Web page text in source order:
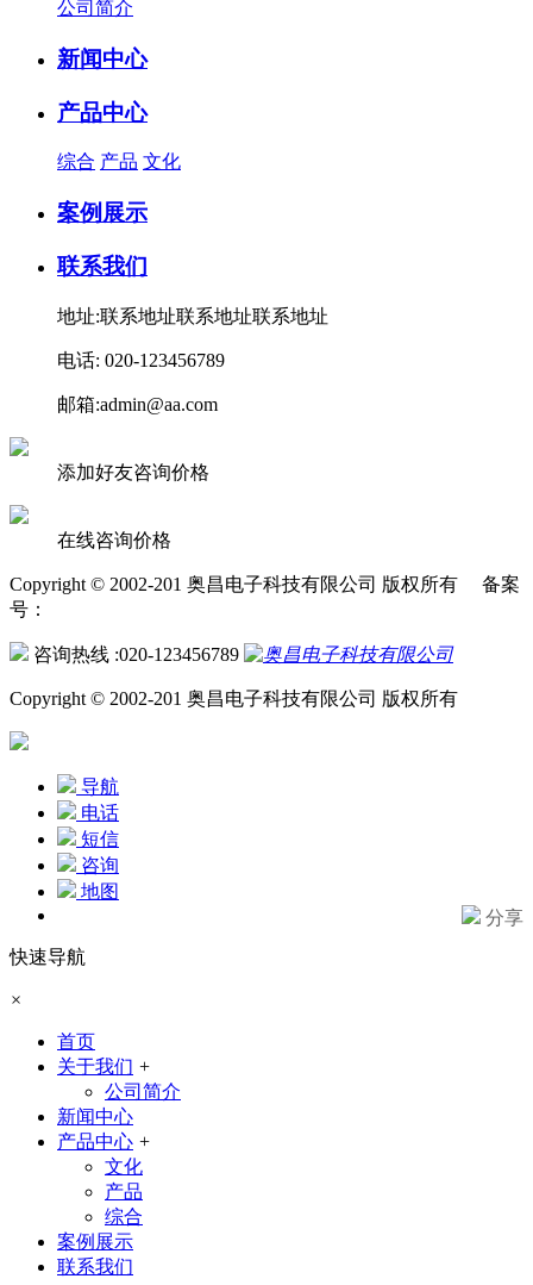
公司简介
新闻中心
产品中心
综合 产品 文化
案例展示
联系我们
地址:联系地址联系地址联系地址
电话: 020-123456789
邮箱:admin@aa.com
添加好友咨询价格
在线咨询价格
Copyright © 2002-201 奥昌电子科技有限公司 版权所有 备案
号：
咨询热线 :020-123456789
Copyright © 2002-201 奥昌电子科技有限公司 版权所有
导航
电话
短信
咨询
地图
分享
快速导航
×
首页
关于我们 +
公司简介
新闻中心
产品中心 +
文化
产品
综合
案例展示
联系我们